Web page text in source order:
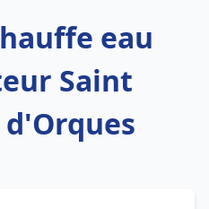
eau
Saint